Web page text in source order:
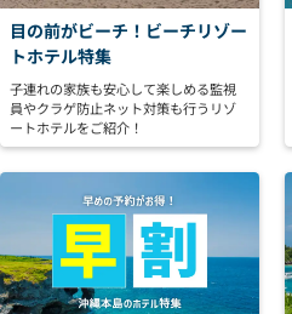
目の前がビーチ！ビーチリゾー
トホテル特集
子連れの家族も安心して楽しめる監視
員やクラゲ防止ネット対策も行うリゾ
ートホテルをご紹介！